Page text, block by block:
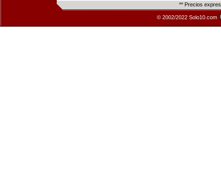
** Precios
© 2002/2022 Solo10.com